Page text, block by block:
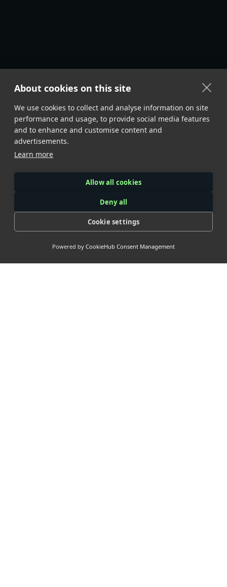
About cookies on this site
We use cookies to collect and analyse information on site
performance and usage, to provide social media features
and to enhance and customise content and
advertisements.
Learn more
Allow all cookies
Deny all
Cookie settings
Powered by CookieHub Consent Management